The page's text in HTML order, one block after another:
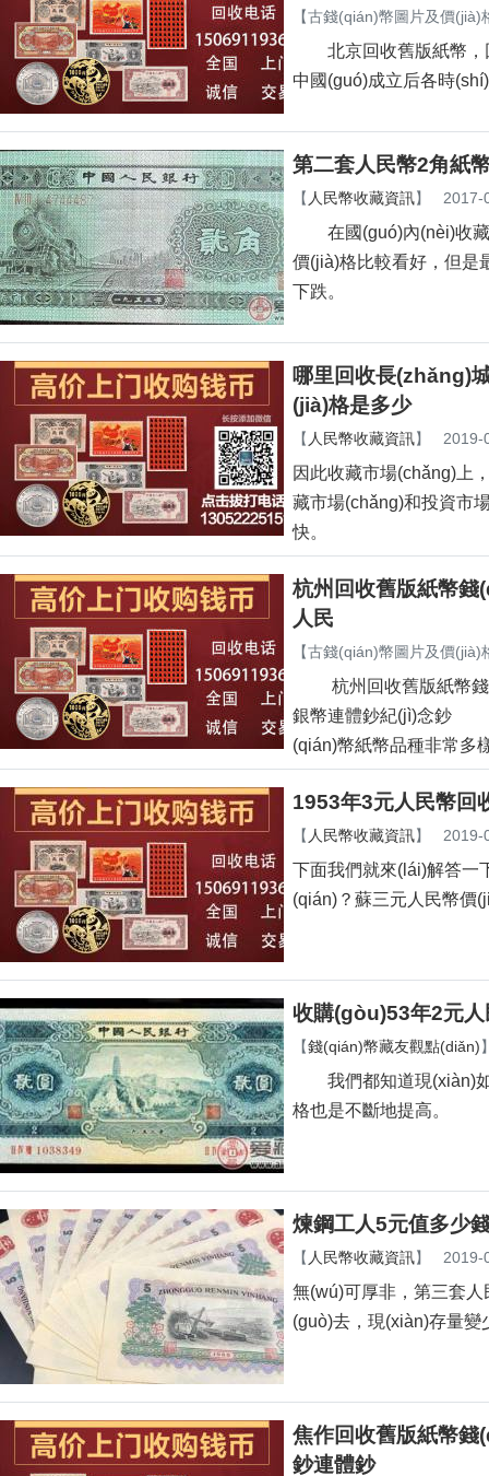
【古錢(qián)幣圖片及價(jià)
北京回收舊版紙幣，回
中國(guó)成立后各時(shí)期的
第二套人民幣2角紙
【 人民幣收藏資訊】 2017-
在國(guó)內(nèi)收藏第
價(jià)格比較看好，但
下跌。
哪里回收長(zhǎng)
(jià)格是多少
【 人民幣收藏資訊】 2019-
因此收藏市場(chǎng)上
藏市場(chǎng)和投資市
快。
杭州回收舊版紙幣錢
人民
【古錢(qián)幣圖片及價(jià)
杭州回收舊版紙幣錢
銀幣連體鈔紀(jì)念鈔 杭
(qián)幣紙幣品種非常多樣
1953年3元人民幣回收
【 人民幣收藏資訊】 2019-
下面我們就來(lái)解答一
(qián)？蘇三元人民幣價
收購(gòu)53年2元人
【錢(qián)幣藏友觀點(diǎn)
我們都知道現(xiàn)如
格也是不斷地提高。
煉鋼工人5元值多少
【 人民幣收藏資訊】 2019-
無(wú)可厚非，第三套
(guò)去，現(xiàn)存量
焦作回收舊版紙幣
鈔連體鈔